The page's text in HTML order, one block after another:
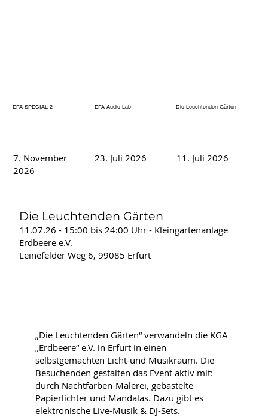
EFA SPECIAL 2
7. November
2026
EFA Audio Lab
23. Juli 2026
Die Leuchtenden Gärten
11. Juli 2026
Die Leuchtenden Gärten
11.07.26 - 15:00 bis 24:00 Uhr - Kleingartenanlage
Erdbeere e.V.
Leinefelder Weg 6, 99085 Erfurt
„Die Leuchtenden Gärten“ verwandeln die KGA
„Erdbeere“ e.V. in Erfurt in einen
selbstgemachten Licht-und Musikraum. Die
Besuchenden gestalten das Event aktiv mit:
durch Nachtfarben-Malerei, gebastelte
Papierlichter und Mandalas. Dazu gibt es
elektronische Live-Musik & DJ-Sets.